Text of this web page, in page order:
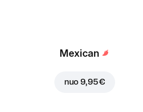
Mexican
nuo 9,95 €